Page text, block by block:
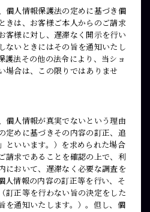
個人情報保護法の定めに基づき個
きは、お客様ご本人からのご請求
客様に対し、遅滞なく開示を行い
ないときにはその旨を通知いたし
護法その他の法令により、当ショ
場合は、この限りではありませ
個人情報が真実でないという理由
定めに基づきその内容の訂正、追
といいます。）を求められた場合
請求であることを確認の上で、利
において、遅滞なく必要な調査を
人情報の内容の訂正等を行い、そ
訂正等を行わない旨の決定をした
を通知いたします。）。但し、個